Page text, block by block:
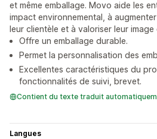
et même emballage. Movo aide les
impact environnemental, à
leur clientèle et à valoriser leur image
Offre un emballage durable.
Permet la personnalisation des
Excellentes caractéristiques du
fonctionnalités de suivi, brevet.
Contient du texte traduit
Langues